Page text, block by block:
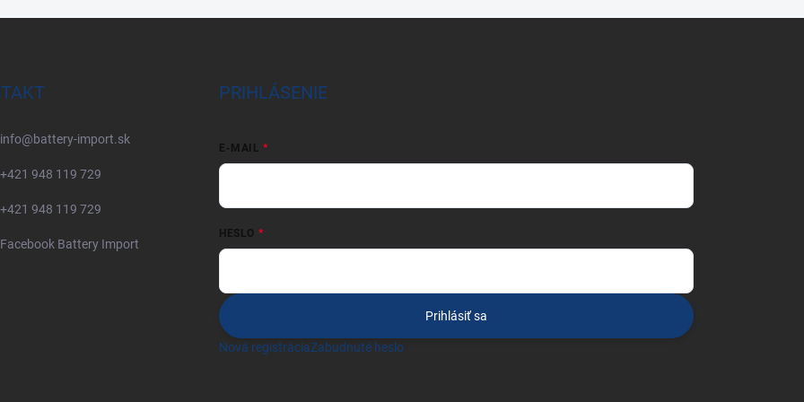
info@battery-import.sk
+421 948 119 729
+421 948 119 729
Facebook Battery Import
PRIHLÁSENIE
E-MAIL
HESLO
Prihlásiť sa
Nová registráciaZabudnuté heslo